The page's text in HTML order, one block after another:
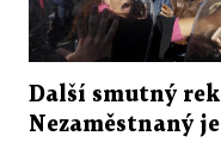
Další smutný
Nezaměstnaný